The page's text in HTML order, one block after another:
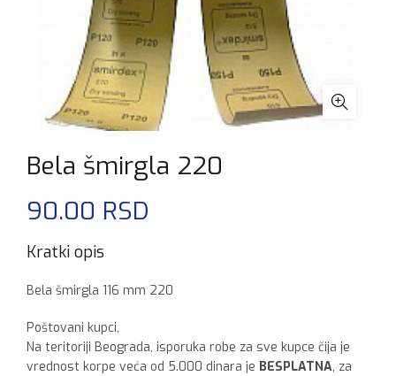
Bela šmirgla 220
90.00 RSD
Kratki opis
Bela šmirgla 116 mm 220
Poštovani kupci,
Na teritoriji Beograda, isporuka robe za sve kupce čija je
vrednost korpe veća od 5.000 dinara je BESPLATNA, za